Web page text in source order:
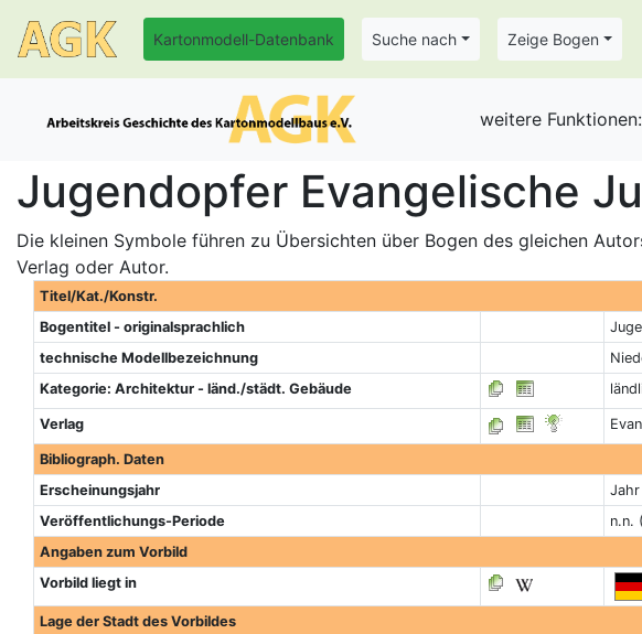
Kartonmodell-Datenbank Suche nach Zeige Bogen
weitere Funktionen:
Jugendopfer Evangelische
Die kleinen Symbole führen zu Übersichten über Bogen des gleichen
Verlag oder Autor.
Titel/Kat./Konstr.
Bogentitel - originalsprachlich
technische Modellbezeichnung
Kategorie: Architektur - länd./städt. Gebäude
Verlag
Bibliograph. Daten
Erscheinungsjahr
Jahr
Veröffentlichungs-Periode
n.n.
Angaben zum Vorbild
Vorbild liegt in
Lage der Stadt des Vorbildes